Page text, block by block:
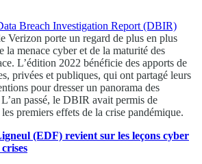
Breach Investigation Report (DBIR)
Verizon porte un regard de plus en plus
la menace cyber et de la maturité des
L’édition 2022 bénéficie des apports de
privées et publiques, qui ont partagé leurs
pour dresser un panorama des
passé, le DBIR avait permis de
premiers effets de la crise pandémique.
(EDF) revient sur les leçons cyber